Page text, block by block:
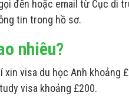
đến hoặc email từ Cục di
tin trong hồ sơ.
nhiêu?
visa du học Anh khoảng £
visa khoảng £200.